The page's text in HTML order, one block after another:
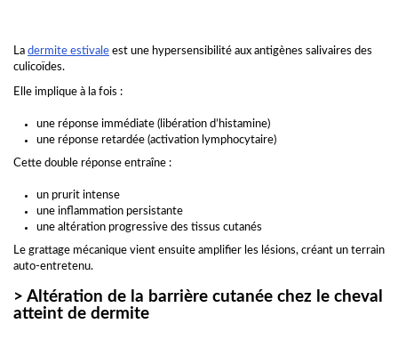
La dermite estivale est une hypersensibilité aux antigènes salivaires des
culicoïdes.
Elle implique à la fois :
une réponse immédiate (libération d’histamine)
une réponse retardée (activation lymphocytaire)
Cette double réponse entraîne :
un prurit intense
une inflammation persistante
une altération progressive des tissus cutanés
Le grattage mécanique vient ensuite amplifier les lésions, créant un terrain
auto-entretenu.
> Altération de la barrière cutanée chez le cheval
atteint de dermite